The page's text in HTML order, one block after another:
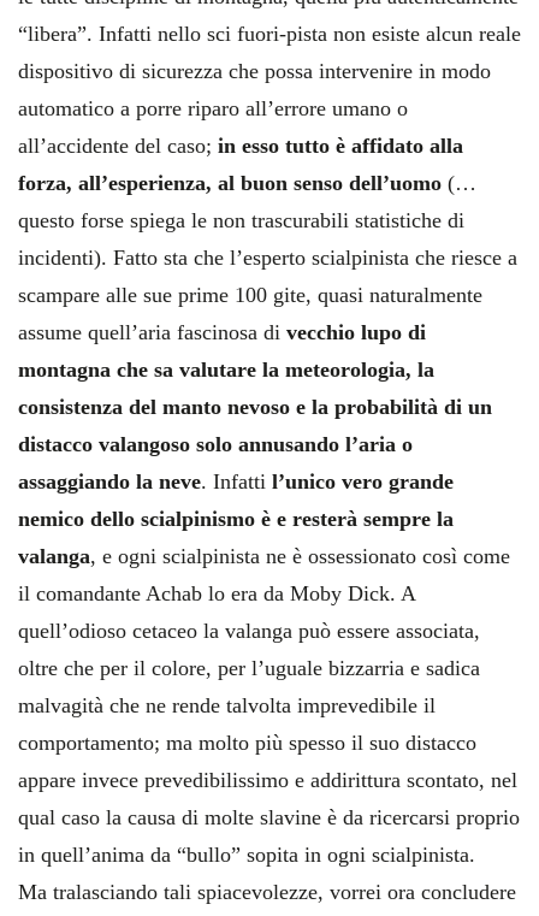
“libera”. Infatti nello sci fuori-pista non esiste alcun reale
dispositivo di sicurezza che possa intervenire in modo
automatico a porre riparo all’errore umano o
all’accidente del caso; in esso tutto è affidato alla
forza, all’esperienza, al buon senso dell’uomo (…
questo forse spiega le non trascurabili statistiche di
incidenti). Fatto sta che l’esperto scialpinista che riesce a
scampare alle sue prime 100 gite, quasi naturalmente
assume quell’aria fascinosa di vecchio lupo di
montagna che sa valutare la meteorologia, la
consistenza del manto nevoso e la probabilità di un
distacco valangoso solo annusando l’aria o
assaggiando la neve. Infatti l’unico vero grande
nemico dello scialpinismo è e resterà sempre la
valanga, e ogni scialpinista ne è ossessionato così come
il comandante Achab lo era da Moby Dick. A
quell’odioso cetaceo la valanga può essere associata,
oltre che per il colore, per l’uguale bizzarria e sadica
malvagità che ne rende talvolta imprevedibile il
comportamento; ma molto più spesso il suo distacco
appare invece prevedibilissimo e addirittura scontato, nel
qual caso la causa di molte slavine è da ricercarsi proprio
in quell’anima da “bullo” sopita in ogni scialpinista.
Ma tralasciando tali spiacevolezze, vorrei ora concludere